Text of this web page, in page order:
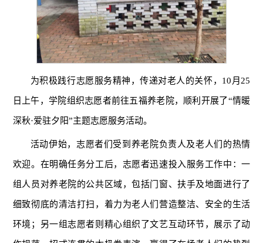
为积极践行志愿服务精神，传递对老人的关怀，10月25
日上午，学院组织志愿者前往五福养老院，顺利开展了“情暖
深秋·爱驻夕阳”主题志愿服务活动。
活动伊始，志愿者们受到养老院负责人及老人们的热情
欢迎。在明确任务分工后，志愿者迅速投入服务工作中：一
组人员对养老院的公共区域，包括门窗、扶手及地面进行了
细致彻底的清洁打扫，着力为老人们营造整洁、安全的生活
环境；另一组志愿者则精心组织了文艺互动环节，展示了动